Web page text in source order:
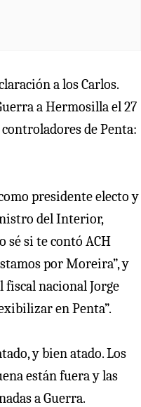
a los Carlos.
a Hermosilla el 27
controladores de Penta:
presidente electo y
del Interior,
sé si te contó ACH
por Moreira”, y
fiscal nacional Jorge
en Penta”.
y bien atado. Los
están fuera y las
a Guerra.